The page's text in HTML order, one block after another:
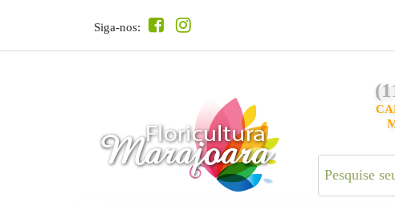
Siga-nos: